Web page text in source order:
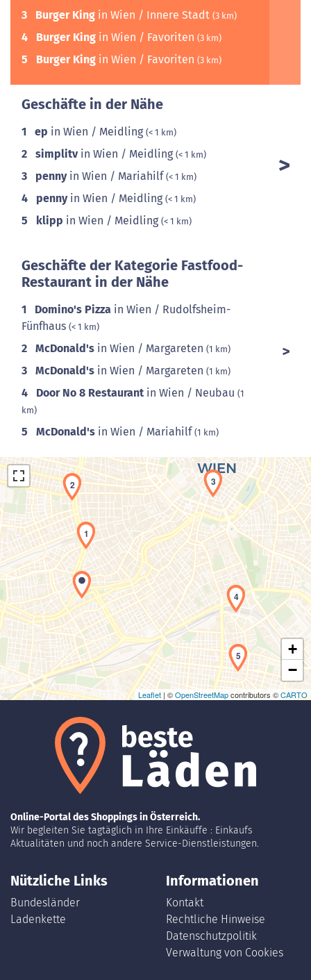
3 Burger King in Wien / Innere Stadt (3 km)
4 Burger King in Wien / Favoriten (3 km)
5 Burger King in Wien / Favoriten (3 km)
Geschäfte in der Nähe
1 ep in Wien / Meidling (< 1 km)
2 simplitvin Wien / Meidling (< 1 km)
3 pennyin Wien / Mariahilf(< 1 km)
4 pennyin Wien / Meidling (< 1 km)
5 klipp in Wien / Meidling (< 1 km)
Geschäfte der Kategorie Fastfood-
Restaurant in der Nähe
1 Domino's Pizza in Wien / Rudolfsheim-
Fünfhaus (< 1 km)
2 McDonald's in Wien / Margareten (1 km)
3 McDonald's in Wien / Margareten (1 km)
4 Door No 8 Restaurant in Wien / Neubau (1
km)
5 McDonald's in Wien / Mariahilf(1 km)
Laden der Karte...
1
2 3
4
5
+
−
Leaflet | ©OpenStreetMapcontributors ©CARTO
Online-Portal des Shoppings in Österreich.
Wir begleiten Sie tagtäglich in Ihre Einkäuffe : Einkaufs
Aktualitäten und noch andere Service-Dienstleistungen.
Nützliche Links
Bundesländer
Ladenkette
Informationen
Kontakt
Rechtliche Hinweise
Datenschutzpolitik
Verwaltung von Cookies